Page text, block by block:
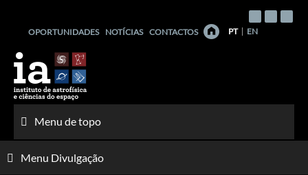
conteúdo
OPORTUNIDADES NOTÍCIAS CONTACTOS PT EN
Menu de topo
Menu Divulgação